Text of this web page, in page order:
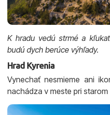
K hradu vedú strmé a
budú dych berúce výhľady.
Hrad Kyrenia
Vynechať nesmieme ani
nachádza v meste pri starom